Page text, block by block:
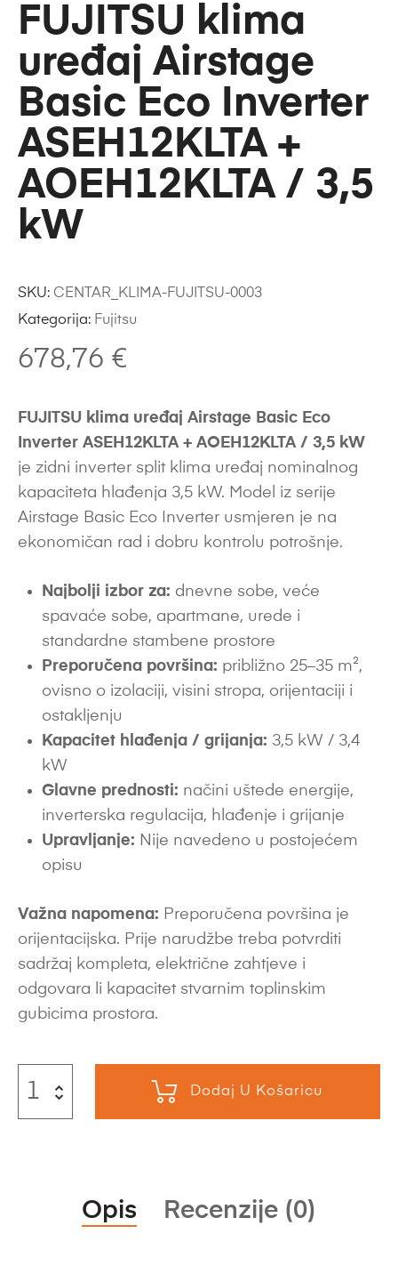
FUJITSU klima
uređaj Airstage
Basic Eco Inverter
ASEH12KLTA +
AOEH12KLTA / 3,5
kW
678,76 €
FUJITSU klima uređaj Airstage Basic Eco
Inverter ASEH12KLTA + AOEH12KLTA / 3,5 kW
je zidni inverter split klima uređaj nominalnog
kapaciteta hlađenja 3,5 kW. Model iz serije
Airstage Basic Eco Inverter usmjeren je na
ekonomičan rad i dobru kontrolu potrošnje.
Najbolji izbor za: dnevne sobe, veće
spavaće sobe, apartmane, urede i
standardne stambene prostore
Preporučena površina: približno 25–35 m²,
ovisno o izolaciji, visini stropa, orijentaciji i
ostakljenju
Kapacitet hlađenja / grijanja: 3,5 kW / 3,4
kW
Glavne prednosti: načini uštede energije,
inverterska regulacija, hlađenje i grijanje
Upravljanje: Nije navedeno u postojećem
opisu
Važna napomena: Preporučena površina je
orijentacijska. Prije narudžbe treba potvrditi
sadržaj kompleta, električne zahtjeve i
odgovara li kapacitet stvarnim toplinskim
gubicima prostora.
Dodaj U Košaricu
SKU: CENTAR_KLIMA-FUJITSU-0003
Kategorija: Fujitsu
Opis Recenzije (0)